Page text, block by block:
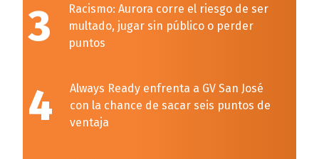
3
Racismo: Aurora corre el riesgo de ser
multado, jugar sin público o perder
puntos
4
Always Ready enfrenta a GV San José
con la chance de sacar seis puntos de
ventaja